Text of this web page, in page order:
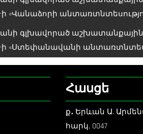
«Վանաձորի
գլխավորած աշխատանքային
«Ստեփանավանի
Հասցե
ք․ Երևան Ա.
հարկ, 0047